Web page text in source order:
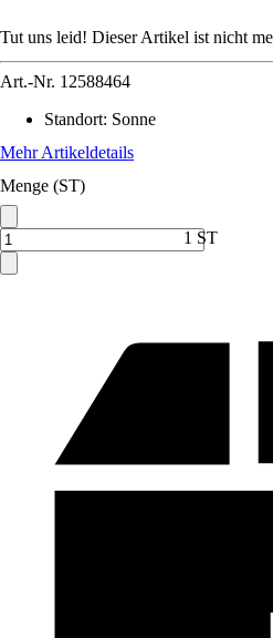
Tut uns leid! Dieser Artikel ist nicht
Art.-Nr. 12588464
Standort: Sonne
Mehr Artikeldetails
Menge (ST)
1 ST